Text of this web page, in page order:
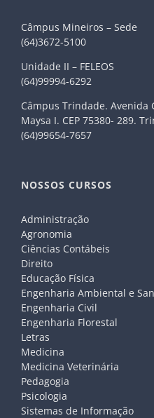
Câmpus Mineiros – Sede
(64)3672-5100
Unidade II – FELEOS
(64)99994-6292
Câmpus Trindade. Avenida
Maysa I. CEP 75380- 289.
(64)99654-7657
NOSSOS CURSOS
Administração
Agronomia
Ciências Contábeis
Direito
Educação Física
Engenharia Ambiental e
Engenharia Civil
Engenharia Florestal
Letras
Medicina
Medicina Veterinária
Pedagogia
Psicologia
Sistemas de Informação